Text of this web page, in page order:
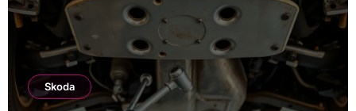
Skoda